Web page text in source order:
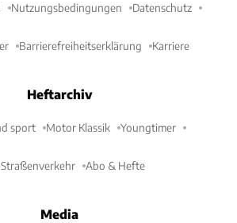
Nutzungsbedingungen Datenschutz
Barrierefreiheitserklärung Karriere
Heftarchiv
sport Motor Klassik Youngtimer
Abo & Hefte
Media